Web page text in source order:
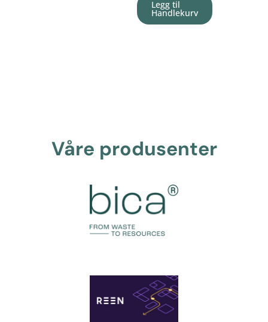
Legg til
Handlekurv
Våre produsenter